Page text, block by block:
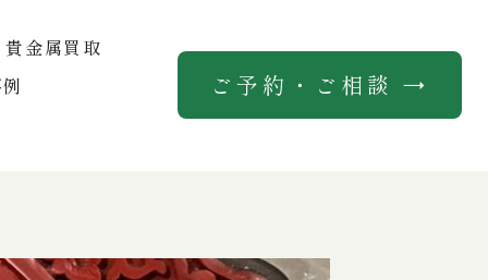
貴金属買取
ご予約・ご相談 →